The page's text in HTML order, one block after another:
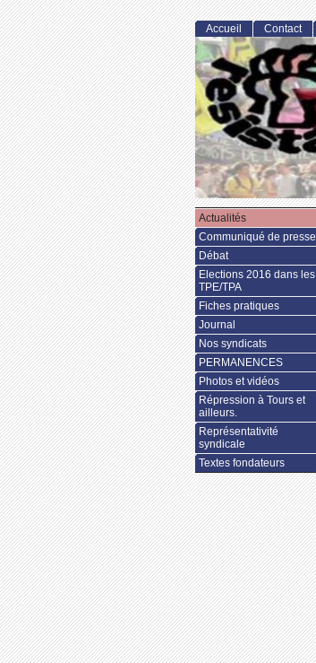
Accueil Contact
Actualités
Communiqué de presse
Débat
Elections 2016 dans les
TPE/TPA
Fiches pratiques
Journal
Nos syndicats
PERMANENCES
Photos et vidéos
Répression à Tours et
ailleurs.
Représentativité
syndicale
Textes fondateurs